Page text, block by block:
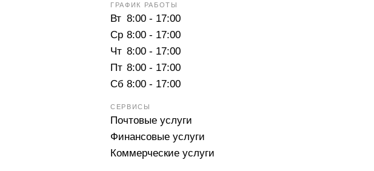
ГРАФИК РАБОТЫ
Вт 8:00 - 17:00
Ср 8:00 - 17:00
Чт 8:00 - 17:00
Пт 8:00 - 17:00
Сб 8:00 - 17:00
СЕРВИСЫ
Почтовые услуги
Финансовые услуги
Коммерческие услуги